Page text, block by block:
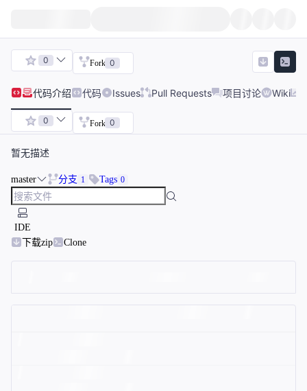
0 Fork 0
代码介绍 代码 Issues Pull Requests 项目讨论 Wiki
0 Fork 0
暂无描述
master 分支 1 Tags 0
IDE
下载zip
Clone